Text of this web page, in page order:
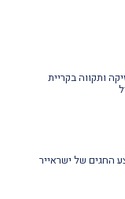
ותקווה בקריית
החגים של ישראייר